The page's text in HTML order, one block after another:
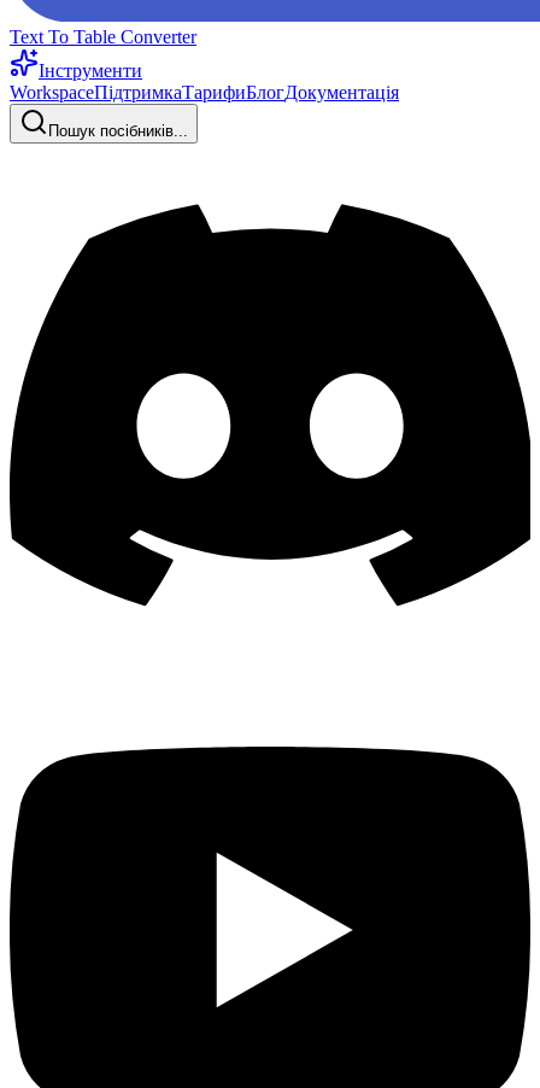
Text To Table Converter
Інструменти
WorkspaceПідтримкаТарифиБлогДокументація
Пошук посібників...